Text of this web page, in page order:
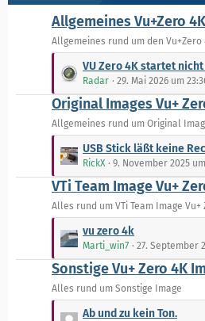
ä
g
e
B
e
i
ä
g
e
Allgemeines Vu+Zero 4K
Allgemeines rund um den Vu+Zero
t
z
t
e
i
t
r
e
VU Zero 4K startet
Radar 29. Mai 2026 um
Original Images Vu+
Allgemeines rund um Original
t
z
t
e
i
t
r
USB Stick läßt keine
RickX 9. November 2025 um
VTi Team Image Vu+
Alles rund um VTi Team Image Vu+
t
z
t
e
vu zero 4k
Marti_win7 27. September
Sonstige Vu+ Zero 4K
Alles rund um Sonstige Image
Ab und zu kein Ton.